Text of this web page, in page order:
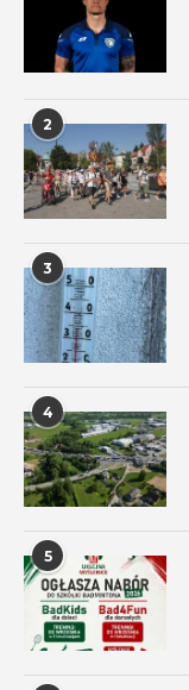
2
3
4
5